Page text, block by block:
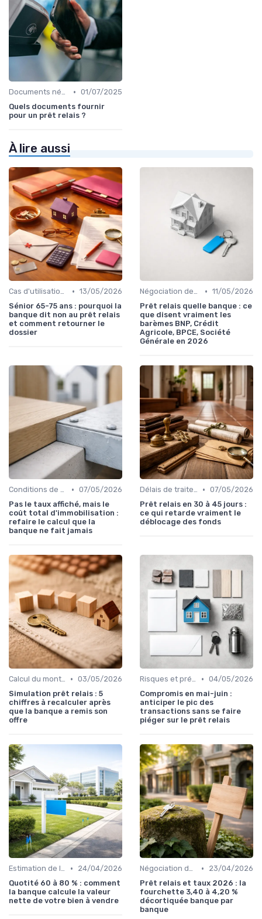
Documents nécessaires • 01/07/2025
Quels documents fournir
pour un prêt relais ?
À lire aussi
Cas d'utilisation typiques • 13/05/2026
Sénior 65-75 ans : pourquoi la
banque dit non au prêt relais
et comment retourner le
dossier
Négociation des conditions • 11/05/2026
Prêt relais quelle banque : ce
que disent vraiment les
barèmes BNP, Crédit
Agricole, BPCE, Société
Générale en 2026
Conditions de remboursement • 07/05/2026
Pas le taux affiché, mais le
coût total d'immobilisation :
refaire le calcul que la
banque ne fait jamais
Délais de traitement • 07/05/2026
Prêt relais en 30 à 45 jours :
ce qui retarde vraiment le
déblocage des fonds
Calcul du montant du prêt • 03/05/2026
Simulation prêt relais : 5
chiffres à recalculer après
que la banque a remis son
offre
Risques et précautions • 04/05/2026
Compromis en mai-juin :
anticiper le pic des
transactions sans se faire
piéger sur le prêt relais
Estimation de la valeur du bien •
24/04/2026
Quotité 60 à 80 % : comment
la banque calcule la valeur
nette de votre bien à vendre
Négociation des conditions •
23/04/2026
Prêt relais et taux 2026 : la
fourchette 3,40 à 4,20 %
décortiquée banque par
banque